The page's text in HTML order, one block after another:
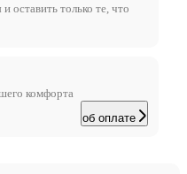
оставить только те, что
комфорта
об оплате